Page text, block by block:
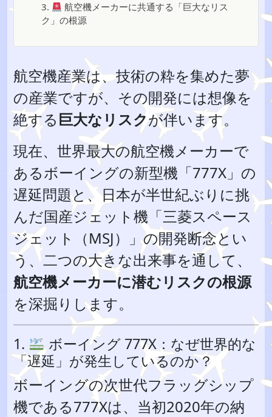
3.
航空機メーカーに共通する「巨大なリス
ク」の根源
航空機産業は、技術の粋を集めた夢
の産業ですが、その開発には想像を
絶する巨大なリスクが伴います。
現在、世界最大の航空機メーカーで
あるボーイングの新型機「777X」の
遅延問題と、日本が半世紀ぶりに挑
んだ国産ジェット機「三菱スペース
ジェット（MSJ）」の開発断念とい
う、二つの大きな出来事を通して、
航空機メーカーに潜むリスクの根源
を深掘りします。
1.
ボーイング 777X：なぜ世界的な
「遅延」が発生しているのか？
ボーイングの次世代フラッグシップ
機である777Xは、当初2020年の納